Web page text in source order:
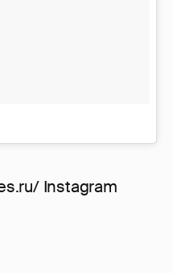
Instagram